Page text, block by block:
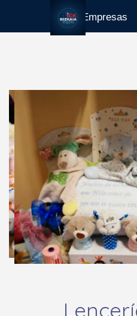
Guía Empresas